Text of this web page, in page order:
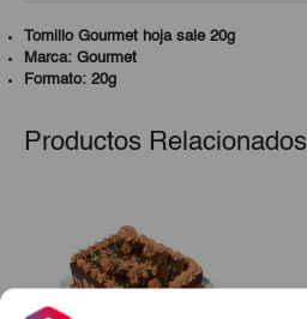
Tomillo Gourmet hoja sale 20g
Marca: Gourmet
Formato: 20g
Productos Relacionados